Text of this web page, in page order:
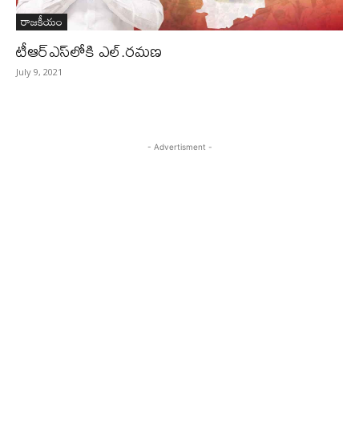
రాజకీయం
టీఆర్‌ఎస్‌లోకి ఎల్‌.రమణ
July 9, 2021
- Advertisment -